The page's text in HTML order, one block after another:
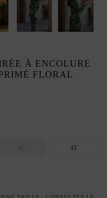
À ENCOLURE
FLORAL
42